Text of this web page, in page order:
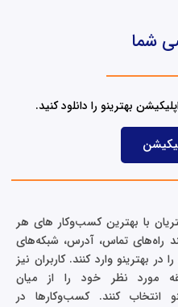
شما
بهترینو را دانلود کنید.
با بهترین کسب‌وکار های هر
راه‌های تماس، آدرس، شبکه‌های
بهترینو وارد کنند. کاربران نیز
مورد نظر خود را از میان
انتخاب کنند. کسب‌وکارها در